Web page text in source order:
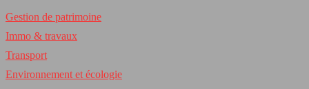
Gestion de patrimoine
Immo & travaux
Transport
Environnement et écologie